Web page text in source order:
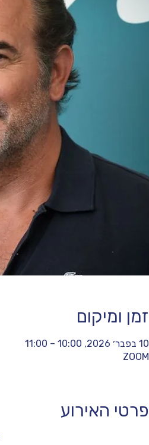
זמן ומיקום
10 בפבר׳ 2026, 10:00 – 11:00
ZOOM
פרטי האירוע